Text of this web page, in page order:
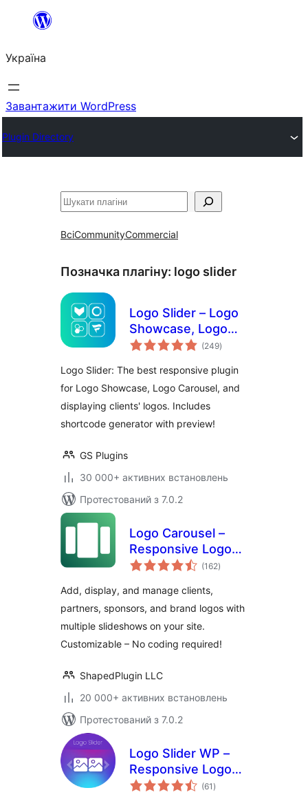
Перейти
вмісту
Україна
Завантажити WordPress
Plugin Directory
Пошук
ВсіCommunityCommercial
Позначка плагіну: logo slider
Logo Slider – Logo
Showcase, Logo
Carousel, Logo
Logo Presentation
(249загальний
рейтинг
)
Logo Slider: The best responsive plugin
for Logo Showcase, Logo Carousel, and
displaying clients' logos. Includes
shortcode generator with preview!
GS Plugins
30 000+ активних встановлень
Протестований з 7.0.2
Logo Carousel –
Responsive Logo
Slider, Logo
Clients Logo Gallery
(162загальний
рейтинг
)
Add, display, and manage clients,
partners, sponsors, and brand logos with
multiple slideshows on your site.
Customizable – No coding required!
ShapedPlugin LLC
20 000+ активних встановлень
Протестований з 7.0.2
Logo Slider WP –
Responsive Logo
Carousel, Logo
(61 загальний
рейтинг
)